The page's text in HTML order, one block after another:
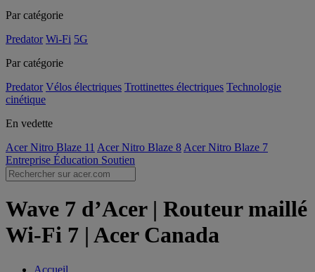
Par catégorie
Predator Wi-Fi 5G
Par catégorie
Predator Vélos électriques Trottinettes électriques Technologie
cinétique
En vedette
Acer Nitro Blaze 11 Acer Nitro Blaze 8 Acer Nitro Blaze 7
Entreprise Éducation Soutien
Wave 7 d’Acer | Routeur maillé
Wi-Fi 7 | Acer Canada
Accueil